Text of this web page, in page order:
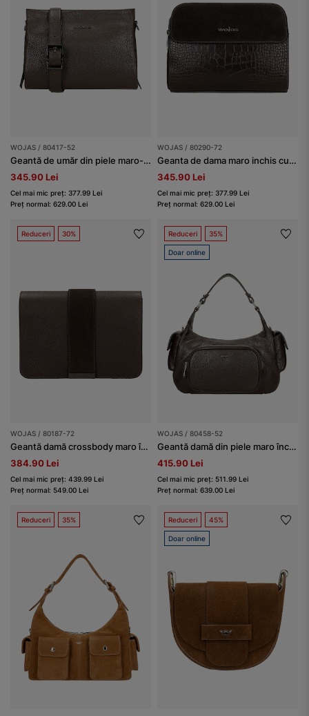
WOJAS / 80417-52
Geantă de umăr din piele maro-închis damă
345.90 Lei
Cel mai mic preț: 377.99 Lei
Preț normal: 629.00 Lei
WOJAS / 80290-72
Geanta de dama maro inchis cu piele in relief
345.90 Lei
Cel mai mic preț: 377.99 Lei
Preț normal: 629.00 Lei
Reduceri 30%
WOJAS / 80187-72
Geantă damă crossbody maro închis ciocolatiu
384.90 Lei
Cel mai mic preț: 439.99 Lei
Preț normal: 549.00 Lei
Reduceri 35%
Doar online
WOJAS / 80458-52
Geantă damă din piele maro închis
415.90 Lei
Cel mai mic preț: 511.99 Lei
Preț normal: 639.00 Lei
Reduceri 35% Reduceri 45%
Doar online